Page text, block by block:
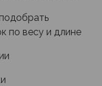
по весу и длине